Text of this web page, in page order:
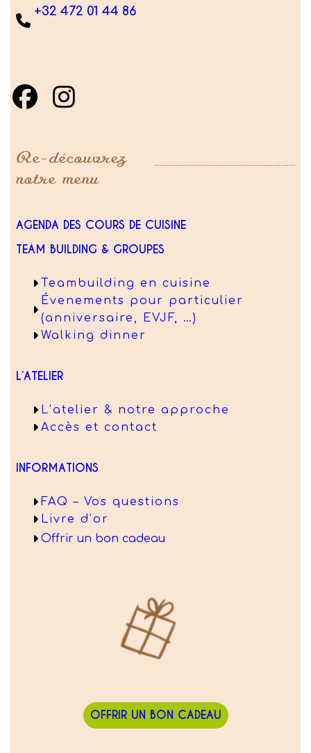
+32 472 01 44 86
Re-découvrez
notre menu
AGENDA DES COURS DE CUISINE
TEAM BUILDING & GROUPES
Teambuilding en cuisine
Évenements pour particulier
(anniversaire, EVJF, …)
Walking dinner
L’ATELIER
L’atelier & notre approche
Accès et contact
INFORMATIONS
FAQ – Vos questions
Livre d’or
Offrir un bon cadeau
OFFRIR UN BON CADEAU